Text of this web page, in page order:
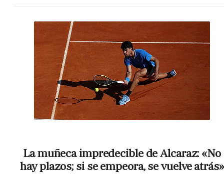
La muñeca impredecible de Alcaraz: «No
hay plazos; si se empeora, se vuelve atrás»